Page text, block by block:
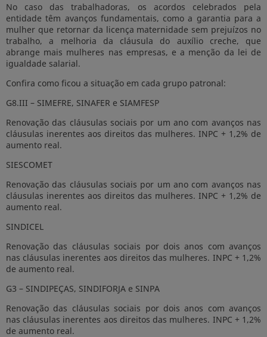
No caso das trabalhadoras, os acordos celebrados pela
entidade têm avanços fundamentais, como a garantia para a
mulher que retornar da licença maternidade sem prejuízos no
trabalho, a melhoria da cláusula do auxílio creche, que
abrange mais mulheres nas empresas, e a menção da lei de
igualdade salarial.
Confira como ficou a situação em cada grupo patronal:
G8.III – SIMEFRE, SINAFER e SIAMFESP
Renovação das cláusulas sociais por um ano com avanços nas
cláusulas inerentes aos direitos das mulheres. INPC + 1,2% de
aumento real.
SIESCOMET
Renovação das cláusulas sociais por um ano com avanços nas
cláusulas inerentes aos direitos das mulheres. INPC + 1,2% de
aumento real.
SINDICEL
Renovação das cláusulas sociais por dois anos com avanços
nas cláusulas inerentes aos direitos das mulheres. INPC + 1,2%
de aumento real.
G3 – SINDIPEÇAS, SINDIFORJA e SINPA
Renovação das cláusulas sociais por dois anos com avanços
nas cláusulas inerentes aos direitos das mulheres. INPC + 1,2%
de aumento real.